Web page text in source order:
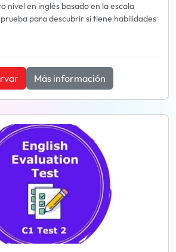
nivel en inglés basado en la escala
para descubrir si tiene habilidades
Más información